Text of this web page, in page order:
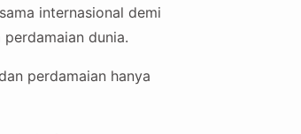
internasional demi
dunia.
perdamaian hanya